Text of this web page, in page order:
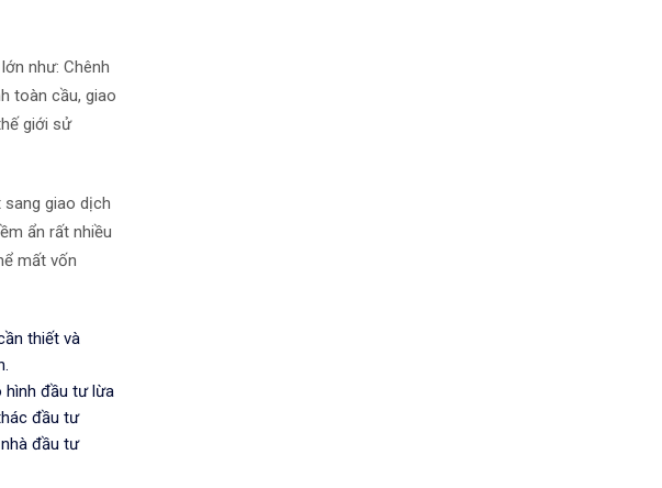
như: Chênh
toàn cầu, giao
giới sử
giao dịch
ẩn rất nhiều
mất vốn
thiết và
hình đầu tư lừa
đầu tư
đầu tư